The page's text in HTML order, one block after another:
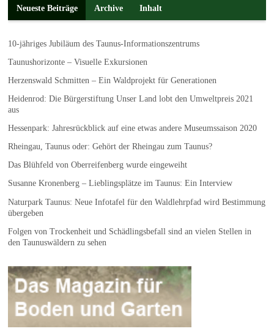
Neueste Beiträge Archive Inhalt
10-jähriges Jubiläum des Taunus-Informationszentrums
Taunushorizonte – Visuelle Exkursionen
Herzenswald Schmitten – Ein Waldprojekt für Generationen
Heidenrod: Die Bürgerstiftung Unser Land lobt den Umweltpreis 2021
aus
Hessenpark: Jahresrückblick auf eine etwas andere Museumssaison 2020
Rheingau, Taunus oder: Gehört der Rheingau zum Taunus?
Das Blühfeld von Oberreifenberg wurde eingeweiht
Susanne Kronenberg – Lieblingsplätze im Taunus: Ein Interview
Naturpark Taunus: Neue Infotafel für den Waldlehrpfad wird Bestimmung
übergeben
Folgen von Trockenheit und Schädlingsbefall sind an vielen Stellen in
den Taunuswäldern zu sehen